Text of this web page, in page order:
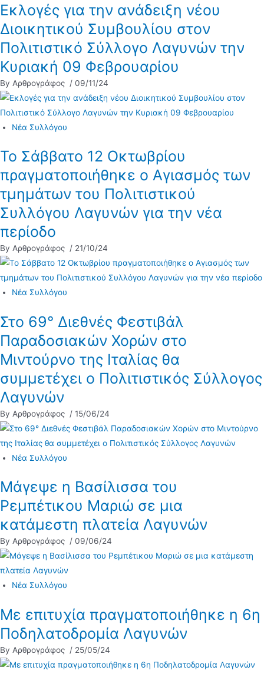
Εκλογές για την ανάδειξη νέου
Διοικητικού Συμβουλίου στον
Πολιτιστικό Σύλλογο Λαγυνών την
Κυριακή 09 Φεβρουαρίου
By Αρθρογράφος / 09/11/24
Νέα Συλλόγου
Το Σάββατο 12 Οκτωβρίου
πραγματοποιήθηκε ο Αγιασμός των
τμημάτων του Πολιτιστικού
Συλλόγου Λαγυνών για την νέα
περίοδο
By Αρθρογράφος / 21/10/24
Νέα Συλλόγου
Στο 69° Διεθνές Φεστιβάλ
Παραδοσιακών Χορών στο
Μιντούρνο της Ιταλίας θα
συμμετέχει ο Πολιτιστικός Σύλλογος
Λαγυνών
By Αρθρογράφος / 15/06/24
Νέα Συλλόγου
Μάγεψε η Βασίλισσα του
Ρεμπέτικου Μαριώ σε μια
κατάμεστη πλατεία Λαγυνών
By Αρθρογράφος / 09/06/24
Νέα Συλλόγου
Με επιτυχία πραγματοποιήθηκε η 6η
Ποδηλατοδρομία Λαγυνών
By Αρθρογράφος / 25/05/24